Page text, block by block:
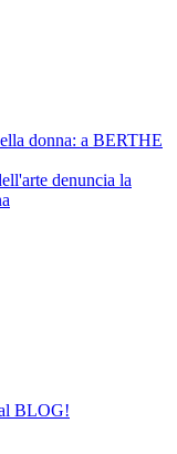
donna: a BERTHE
denuncia la
BLOG!